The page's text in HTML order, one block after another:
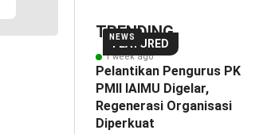
FEATURED
NEWS
TRENDING
1 week ago
Pelantikan Pengurus PK
PMII IAIMU Digelar,
Regenerasi Organisasi
Diperkuat